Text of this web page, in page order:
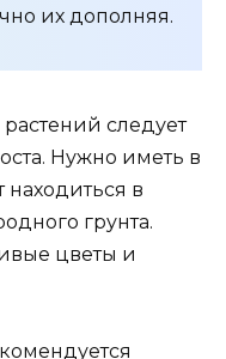
их дополняя.
следует
Нужно иметь в
находиться в
грунта.
цветы и